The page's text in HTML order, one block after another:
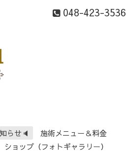
048-423-3536
らせ🔈
施術メニュー＆料金
ショップ（フォトギャラリー）